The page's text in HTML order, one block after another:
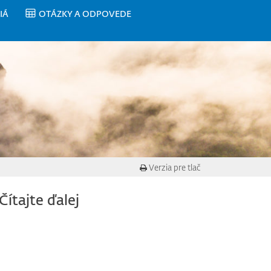
OTÁZKY A ODPOVEDE
Verzia pre tlač
ďalej